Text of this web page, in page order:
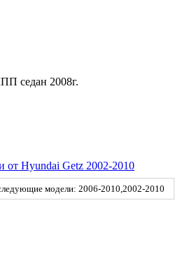
седан 2008г.
от Hyundai Getz 2002-2010
модели: 2006-2010,2002-2010